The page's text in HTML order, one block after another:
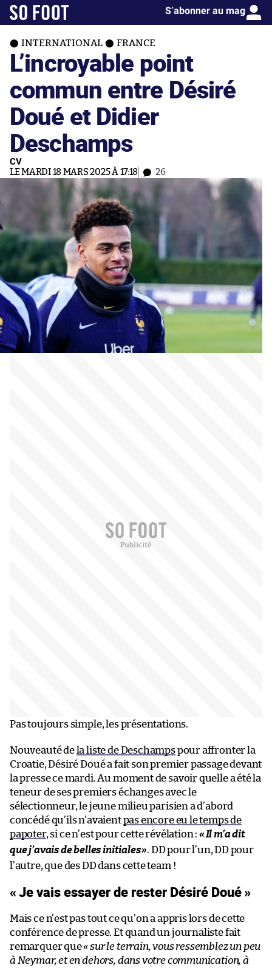
S’abonner au mag
INTERNATIONAL FRANCE
L’incroyable point
commun entre Désiré
Doué et Didier
Deschamps
CV
LE MARDI 18 MARS 2025 À 17:18 26
Pas toujours simple, les présentations.
Nouveauté de la liste de Deschampspour affronter la
Croatie, Désiré Doué a fait son premier passage devant
la presse ce mardi. Au moment de savoir quelle a été la
teneur de ses premiers échanges avec le
sélectionneur, le jeune milieu parisien a d’abord
concédé qu’ils n’avaientpas encore eu le temps de
papoter, si ce n’est pour cette révélation : «Il m’a dit
que j’avais de belles initiales». DD pour l’un, DD pour
l’autre, que des DD dans cette team !
« Je vais essayer de rester Désiré Doué »
Mais ce n’est pas tout ce qu’on a appris lors de cette
conférence de presse. Et quand un journaliste fait
remarquer que« sur le terrain, vous ressemblez un peu
à Neymar, et en dehors, dans votre communication, à